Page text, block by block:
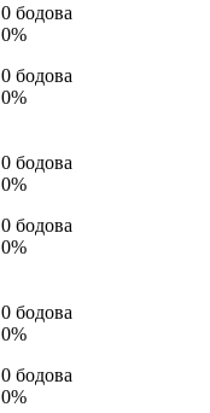
0 бодова
0%
0 бодова
0%
0 бодова
0%
0 бодова
0%
0 бодова
0%
0 бодова
0%